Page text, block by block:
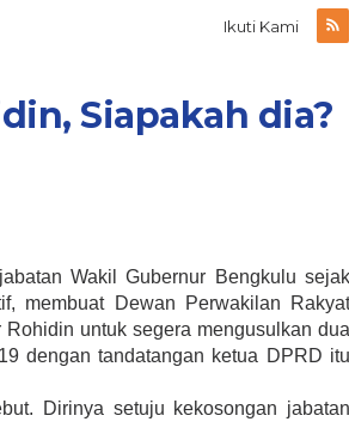
Ikuti Kami
Siapakah dia?
Wakil Gubernur Bengkulu sejak
membuat Dewan Perwakilan Rakyat
untuk segera mengusulkan dua
dengan tandatangan ketua DPRD itu
Dirinya setuju kekosongan jabatan